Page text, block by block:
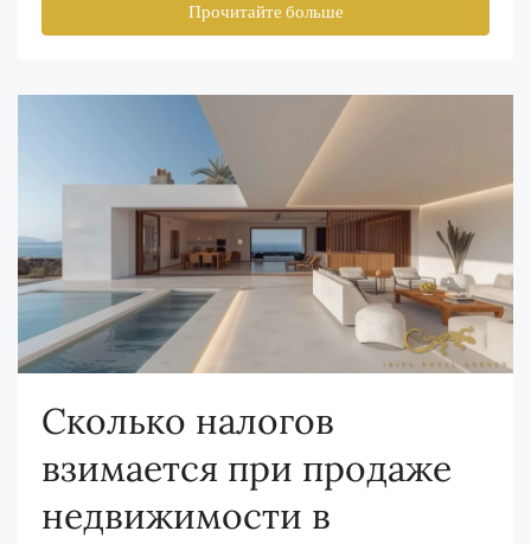
Прочитайте больше
Сколько налогов
взимается при продаже
недвижимости в